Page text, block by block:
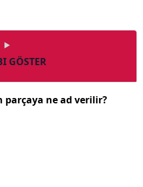
GÖSTER
parçaya ne ad verilir?